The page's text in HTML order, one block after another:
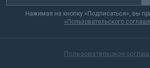
Нажимая на кнопку «Подписаться», вы
«Пользовательского
Пользовательское